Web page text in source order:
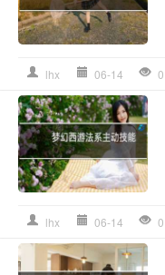
lhx 06-14 0
lhx 06-14 0